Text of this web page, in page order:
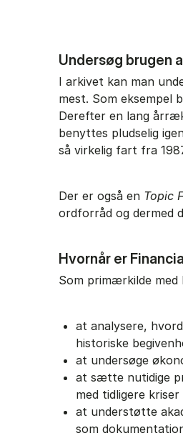
Undersøg brugen
I arkivet kan man
mest. Som eksempel
Derefter en lang
benyttes pludselig
så virkelig fart fra
Der er også en Topic
ordforråd og dermed
Hvornår er
Som primærkilde med
at analysere,
historiske
at undersøge
at sætte nutidige
med tidligere
at understøtte
som